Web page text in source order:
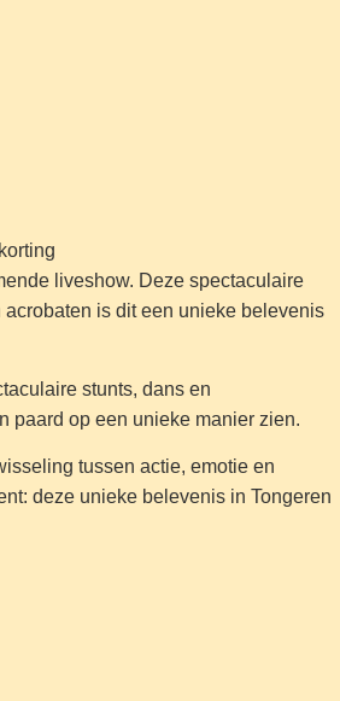
liveshow. Deze spectaculaire
is dit een unieke belevenis
stunts, dans en
paard op een unieke manier zien.
tussen actie, emotie en
deze unieke belevenis in Tongeren